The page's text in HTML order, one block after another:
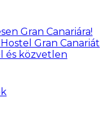
Gran Canariára!
Gran Canariát
és közvetlen